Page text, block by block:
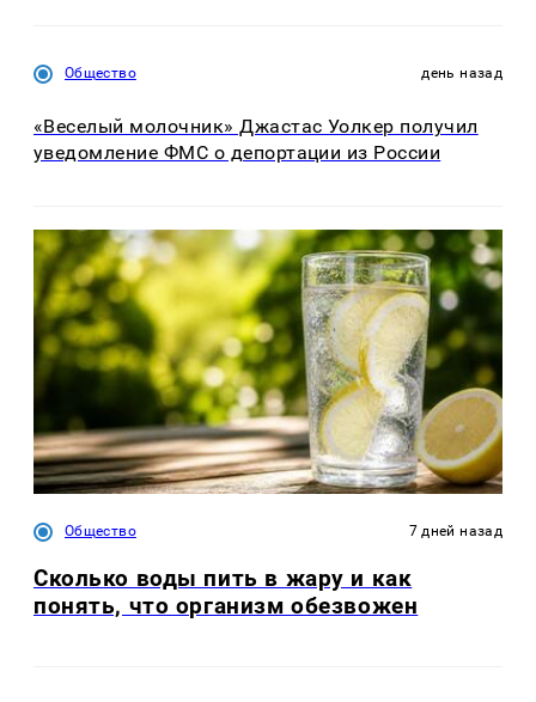
Общество день назад
«Веселый молочник» Джастас Уолкер получил
уведомление ФМС о депортации из России
Общество 7 дней назад
Сколько воды пить в жару и как
понять, что организм обезвожен